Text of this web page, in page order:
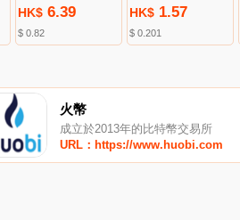
HK$6.39
$ 0.82
HK$1.57
$ 0.201
火幣
成立於2013年的比特幣交易所
URL：https://www.huobi.com